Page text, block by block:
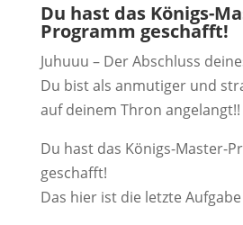
Du hast das Königs-
Programm geschafft!
Juhuuu – Der Abschluss
Du bist als anmutiger und
auf deinem Thron angelangt!!
Du hast das Königs-Master-
geschafft!
Das hier ist die letzte